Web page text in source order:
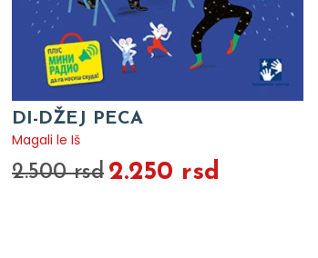
DI-DŽEJ PECA
Magali le Iš
2.500 rsd 2.250 rsd